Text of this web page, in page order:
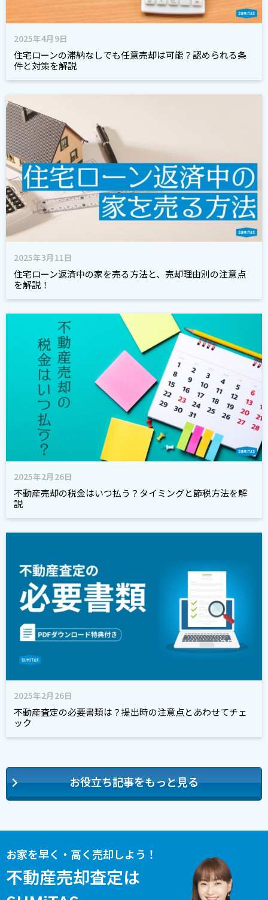
2025年4月9日
住宅ローンの滞納なしでも任意売却は可能？認められる条
件と対策を解説
2025年3月11日
住宅ローン返済中の家を売る方法と、売却理由別の注意点
を解説！
2025年2月26日
不動産売却の税金はいつ払う？タイミングと節税方法を解
説
2025年2月26日
不動産査定の必要書類は？提出時の注意点とあわせてチェ
ック
お役立ち記事をもっと見る
お家を早く・高く売却しよう！
不動産売却査定は